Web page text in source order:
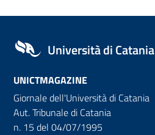
Università di Catania
UNICTMAGAZINE
Giornale dell'Università di Catania
Aut. Tribunale di Catania
n. 15 del 04/07/1995